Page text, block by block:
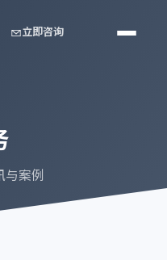
立即咨询
与案例